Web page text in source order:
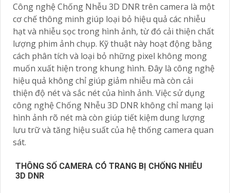
Công nghệ Chống Nhễu 3D DNR trên camera là một
cơ chế thông minh giúp loại bỏ hiệu quả các nhiễu
hạt và nhiễu sọc trong hình ảnh, từ đó cải thiện chất
lượng phim ảnh chụp. Kỹ thuật này hoạt động bằng
cách phân tích và loại bỏ những pixel không mong
muốn xuất hiện trong khung hình. Đây là công nghệ
hiệu quả không chỉ giúp giảm nhiễu mà còn cải
thiện độ nét và sắc nét của hình ảnh. Việc sử dụng
công nghệ Chống Nhễu 3D DNR không chỉ mang lại
hình ảnh rõ nét mà còn giúp tiết kiệm dung lượng
lưu trữ và tăng hiệu suất của hệ thống camera quan
sát.
THÔNG SỐ CAMERA CÓ TRANG BỊ CHỐNG NHIỄU
3D DNR